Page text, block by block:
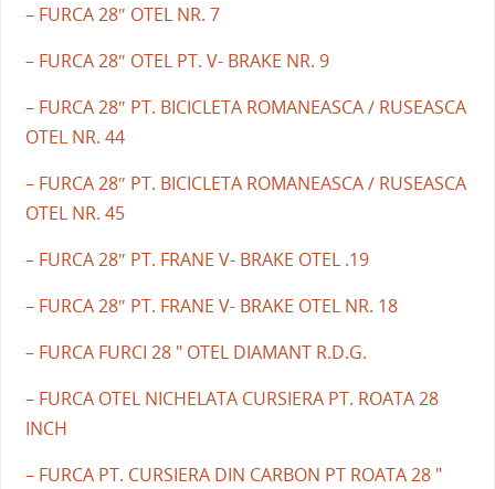
– FURCA 28″ OTEL NR. 7
– FURCA 28″ OTEL PT. V- BRAKE NR. 9
– FURCA 28″ PT. BICICLETA ROMANEASCA / RUSEASCA
OTEL NR. 44
– FURCA 28″ PT. BICICLETA ROMANEASCA / RUSEASCA
OTEL NR. 45
– FURCA 28″ PT. FRANE V- BRAKE OTEL .19
– FURCA 28″ PT. FRANE V- BRAKE OTEL NR. 18
– FURCA FURCI 28 " OTEL DIAMANT R.D.G.
– FURCA OTEL NICHELATA CURSIERA PT. ROATA 28
INCH
– FURCA PT. CURSIERA DIN CARBON PT ROATA 28 "